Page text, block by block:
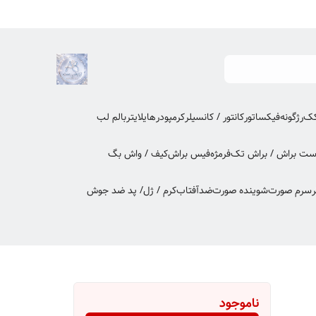
رژگونهفیکساتورکانتور / کانسیلرکرمپودرهایلایتربالم لب
ست براش / براش تکفرمژهفیس براشکیف / واش بگ
سرم صورتشوینده صورتضدآفتابکرم / ژل/ پد ضد جوش
ناموجود